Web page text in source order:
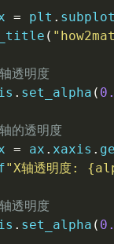
= plt .
(
透明度
. set_alpha (
的透明度
= ax . xaxis .
"X轴透明度: {
透明度
. set_alpha (